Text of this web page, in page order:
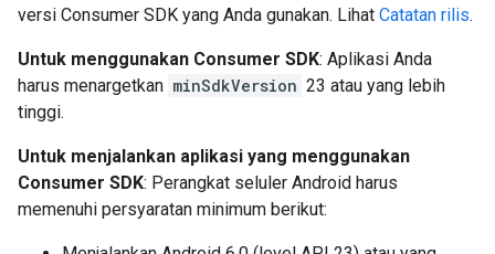
versi Consumer SDK yang Anda gunakan. Lihat Catatan rilis.
Untuk menggunakan Consumer SDK: Aplikasi Anda
harus menargetkan minSdkVersion 23 atau yang lebih
tinggi.
Untuk menjalankan aplikasi yang menggunakan
Consumer SDK: Perangkat seluler Android harus
memenuhi persyaratan minimum berikut: